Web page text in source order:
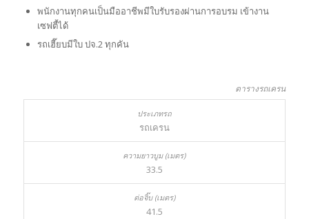
พนักงานทุกคนเป็นมืออาชีพมีใบรับรองผ่านการอบรม เข้างาน
เซฟตี้ได้
รถเฮี๊ยบมีใบ ปจ.2 ทุกคัน
ตารางรถเครน
รถเครน
33.5
41.5